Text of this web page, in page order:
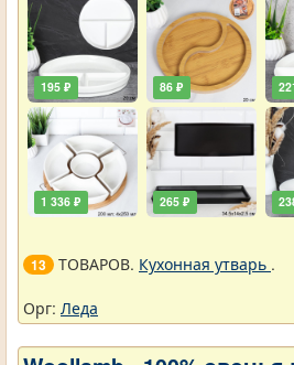
195 ₽
1 336 ₽
86 ₽
265 ₽
13 ТОВАРОВ. Кухонная утварь .
Орг: Леда